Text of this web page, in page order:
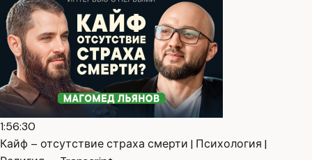
1:56:30
Кайф – отсутствие страха смерти | Психология |